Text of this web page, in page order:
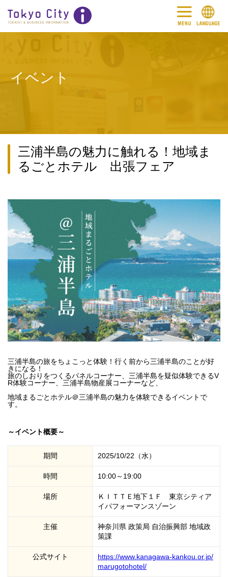
イベント
三浦半島の魅力に触れる！地域ま
るごとホテル 出張フェア
三浦半島の旅をちょこっと体験！行く前から三浦半島のことが好
きになる！
旅のしおりをつくるパネルコーナー、三浦半島を疑似体験できるV
R体験コーナー、三浦半島物産展コーナーなど、
地域まるごとホテル＠三浦半島の魅力を体験できるイベントで
す。
～イベント概要～
期間 2025/10/22（水）
時間 10:00～19:00
場所
ＫＩＴＴＥ地下１Ｆ 東京シティア
イパフォーマンスゾーン
主催
神奈川県 政策局 自治振興部 地域政
策課
公式サイト
https://www.kanagawa-kankou.or.jp/
marugotohotel/